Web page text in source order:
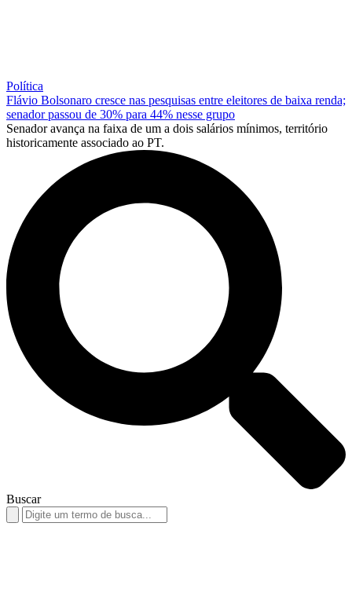
Política
Flávio Bolsonaro cresce nas pesquisas entre eleitores de baixa renda;
senador passou de 30% para 44% nesse grupo
Senador avança na faixa de um a dois salários mínimos, território
historicamente associado ao PT.
Buscar
Search
for: